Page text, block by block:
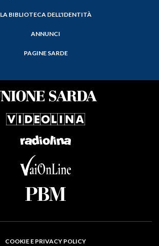
LA BIBLIOTECA DELL'IDENTITÀ
ANNUNCI
PAGINE SARDE
COOKIE E PRIVACY POLICY